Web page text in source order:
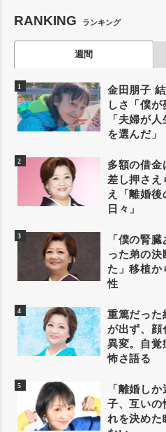
RANKING ランキング
週間
金田朋子
しさ「僕
「夫婦が
を選んだ」
多額の借金
差し押さえ
え「離婚後
日々」
「僕の腎
った弟の決
た」移植か
性
重篤だった
が出ず、顔
異変。自覚
怖さ語る
「離婚し
子、互いの
れを決めた